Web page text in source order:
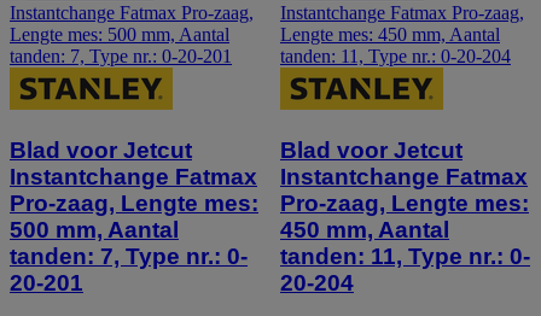
Blad voor Jetcut
Instantchange Fatmax
Pro-zaag, Lengte mes:
500 mm, Aantal
tanden: 7, Type nr.: 0-
20-201
Blad voor Jetcut
Instantchange Fatmax
Pro-zaag, Lengte mes:
450 mm, Aantal
tanden: 11, Type nr.: 0-
20-204